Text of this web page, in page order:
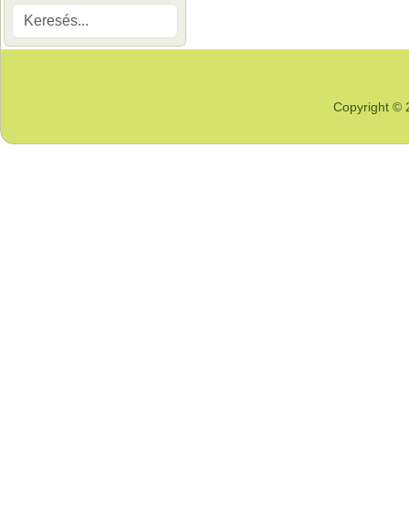
Copyright ©